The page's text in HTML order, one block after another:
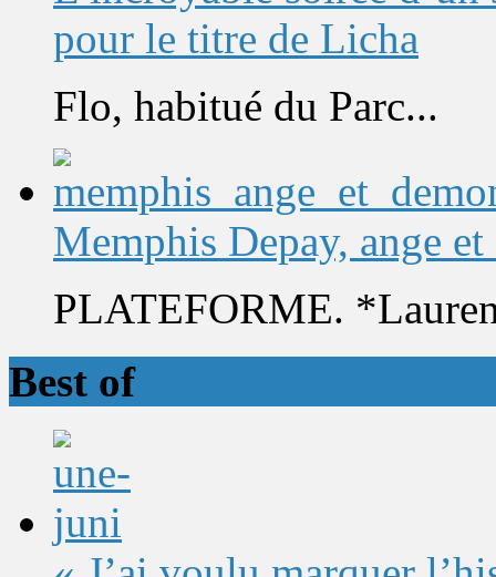
pour le titre de Licha
Flo, habitué du Parc...
Memphis Depay, ange et
PLATEFORME.
Best of